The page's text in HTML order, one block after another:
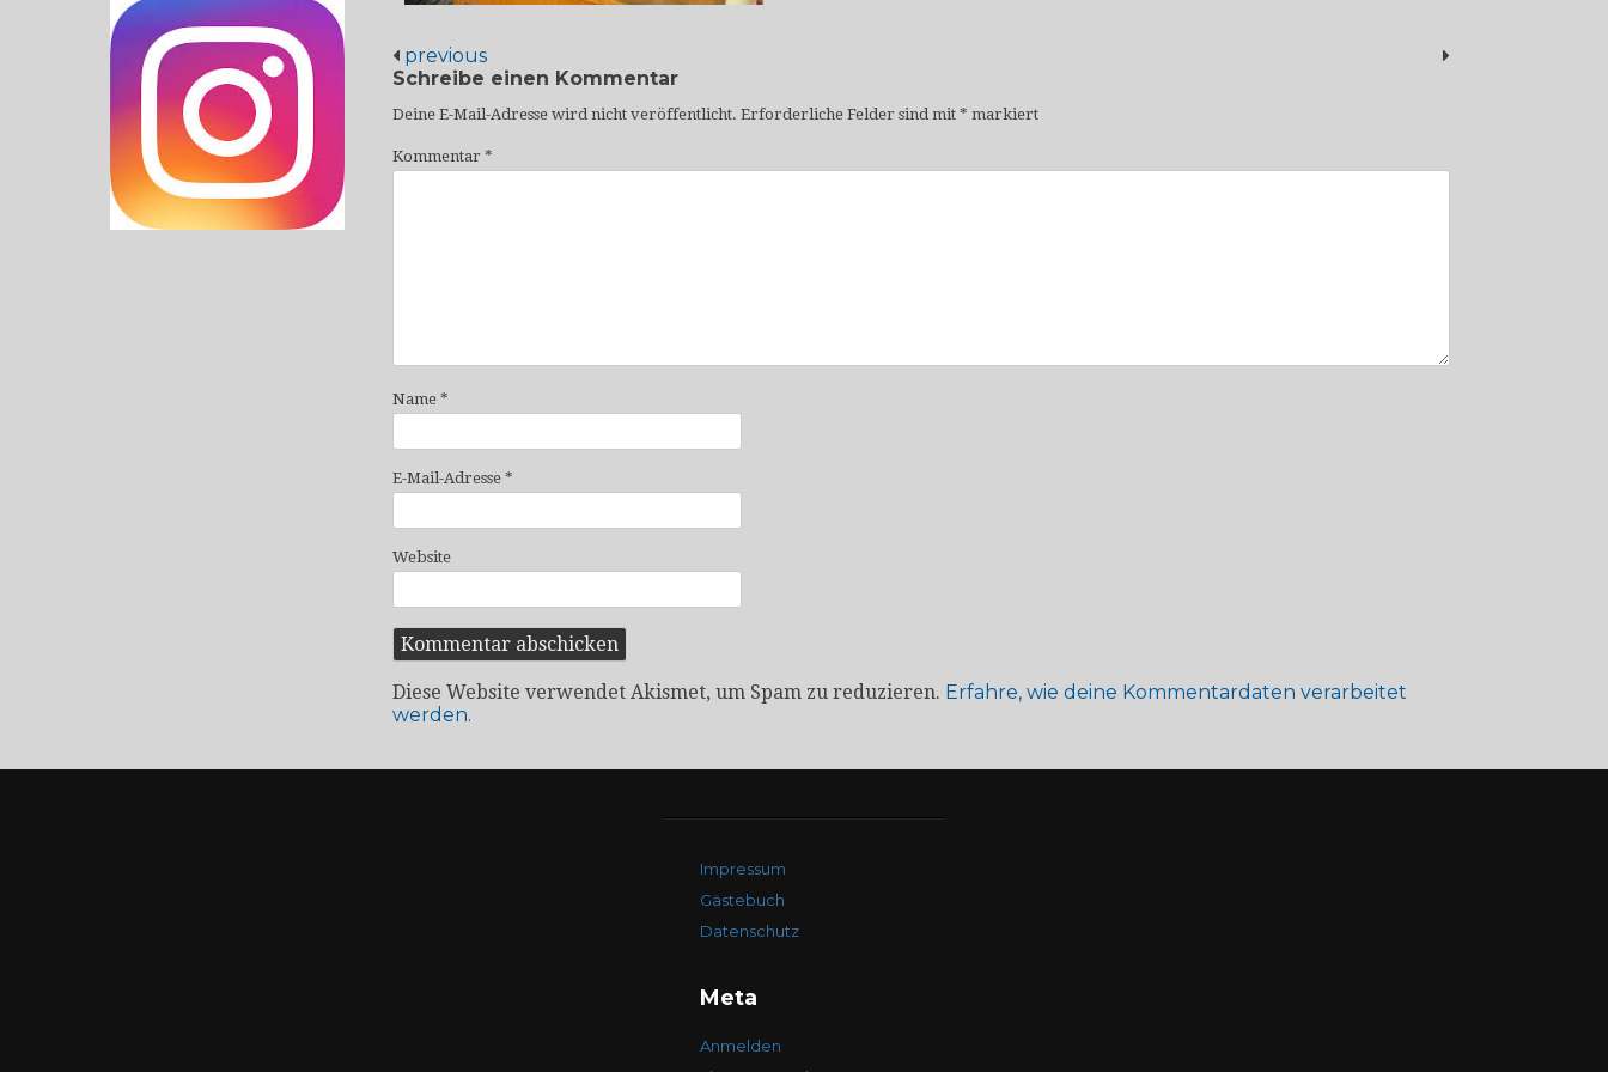
previous
Schreibe einen Kommentar
Deine E-Mail-Adresse wird nicht veröffentlicht. Erforderliche Felder sind mit * markiert
Kommentar *
Name *
E-Mail-Adresse *
Website
Diese Website verwendet Akismet, um Spam zu reduzieren. Erfahre, wie deine Kommentardaten verarbeitet
werden.
Impressum
Gästebuch
Datenschutz
Meta
Anmelden